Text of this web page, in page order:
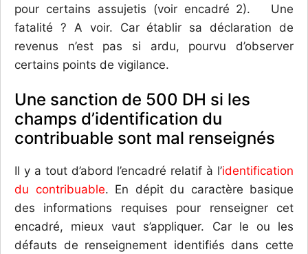
pour certains assujetis (voir encadré 2). Une
fatalité ? A voir. Car établir sa déclaration de
revenus n’est pas si ardu, pourvu d’observer
certains points de vigilance.
Une sanction de 500 DH si les
champs d’identification du
contribuable sont mal renseignés
Il y a tout d’abord l’encadré relatif à l’identification
du contribuable. En dépit du caractère basique
des informations requises pour renseigner cet
encadré, mieux vaut s’appliquer. Car le ou les
défauts de renseignement identifiés dans cette